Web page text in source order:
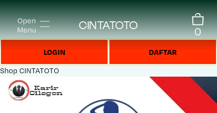
Open
Menu
CINTATOTO 0
LOGIN DAFTAR
Shop CINTATOTO